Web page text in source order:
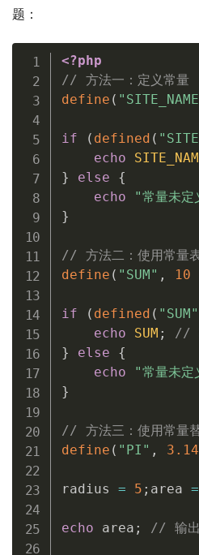
题：
<?php
// 方法一：定义常量
define (
if ( defined (
echo
}
else
{
echo
"常量未定
}
// 方法二：使用常量
define ( "SUM" , 10
if ( defined ( "SUM"
echo
SUM ;
//
}
else
{
echo
"常量未定
}
// 方法三：使用常量
define ( "PI" ,
radius = 5 ; area =
echo area ; // 输